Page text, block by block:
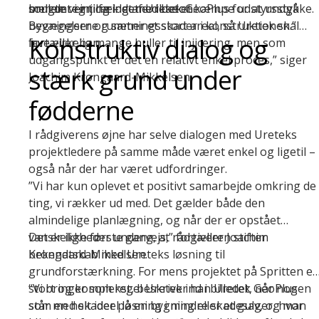
brugte vi injicering af Uretek GeoPlus for at undgå
bevægelser og sætningsskader i konstruktionen.”
fortæller han.
som det er tilfældet med beton.
mellemregning – det er ikke et kæmpe udstyrsstykke.
Bygningerne rummer et stort areal, så Uretek skal
lave virkelig mange huller til injicering, men som
udgangspunkt er det en relativt enkel proces,” siger
Joachim Krongaard-Mikkelsen.
Konstruktiv dialog og
stærk grund under
fødderne
I rådgiverens øjne har selve dialogen med Ureteks
projektledere på samme måde været enkel og ligetil –
også når der har været udfordringer.
”Vi har kun oplevet et positivt samarbejde omkring de
ting, vi rækker ud med. Det gælder både den
almindelige planlægning, og når der er opstået
vanskeligheder undervejs,” fortæller Joachim
Krongaard-Mikkelsen.
Det er ikke første gang, at rådgiveren stifter
bekendtskab med Ureteks løsning til
grundforstærkning. For mens projektet på Spritten er
stort og komplekst, beskriver han Uretek GeoPlus
som en helt ideel løsning i mindre skadesager, hvor
“Vi bringer som regel Uretek ind i billedet, når nogen
står med skader på en bygning eller et gulv, og man